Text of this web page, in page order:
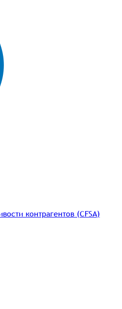
контрагентов (CFSA)